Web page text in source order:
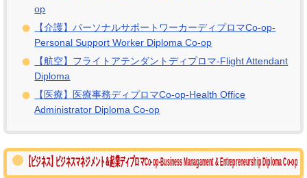
op
【介護】パーソナルサポートワーカーディプロマCo-op-
Personal Support Worker Diploma Co-op
【航空】フライトアテンダントディプロマ-Flight Attendant
Diploma
【医療】医療事務ディプロマCo-op-Health Office
Administrator Diploma Co-op
【ビジネス】ビジネスマネジメント＆起業ディプロマCo-op-Business Managament & Entrepreneurship Diploma Co-op